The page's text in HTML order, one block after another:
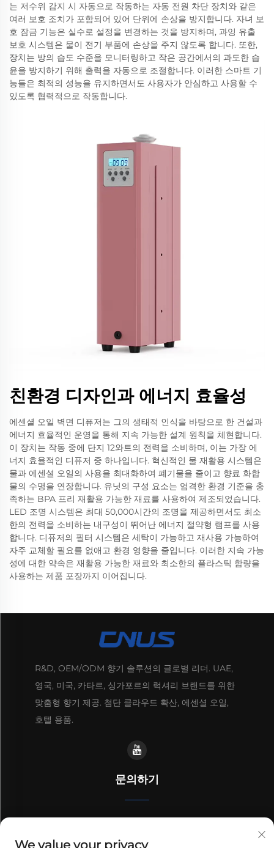
는 저수위 감지 시 자동으로 작동하는 자동 전원 차단 장치와 같은
여러 보호 조치가 포함되어 있어 단위에 손상을 방지합니다. 자녀 보
호 잠금 기능은 실수로 설정을 변경하는 것을 방지하며, 과잉 유출
보호 시스템은 물이 전기 부품에 손상을 주지 않도록 합니다. 또한,
장치는 방의 습도 수준을 모니터링하고 작은 공간에서의 과도한 습
윤을 방지하기 위해 출력을 자동으로 조절합니다. 이러한 스마트 기
능들은 최적의 성능을 유지하면서도 사용자가 안심하고 사용할 수
있도록 협력적으로 작동합니다.
친환경 디자인과 에너지 효율성
에센셜 오일 벽면 디퓨저는 그의 생태적 인식을 바탕으로 한 건설과
에너지 효율적인 운영을 통해 지속 가능한 설계 원칙을 체현합니다.
이 장치는 작동 중에 단지 12와트의 전력을 소비하며, 이는 가장 에
너지 효율적인 디퓨저 중 하나입니다. 혁신적인 물 재활용 시스템은
물과 에센셜 오일의 사용을 최대화하여 폐기물을 줄이고 향료 화합
물의 수명을 연장합니다. 유닛의 구성 요소는 엄격한 환경 기준을 충
족하는 BPA 프리 재활용 가능한 재료를 사용하여 제조되었습니다.
LED 조명 시스템은 최대 50,000시간의 조명을 제공하면서도 최소
한의 전력을 소비하는 내구성이 뛰어난 에너지 절약형 램프를 사용
합니다. 디퓨저의 필터 시스템은 세탁이 가능하고 재사용 가능하여
자주 교체할 필요를 없애고 환경 영향을 줄입니다. 이러한 지속 가능
성에 대한 약속은 재활용 가능한 재료와 최소한의 플라스틱 함량을
사용하는 제품 포장까지 이어집니다.
R&D, OEM/ODM 향기 솔루션의 글로벌 리더. UAE,
영국, 미국, 카타르, 싱가포르의 럭셔리 브랜드를 위한
맞춤형 향기 제공. 첨단 클라우드 확산, 에센셜 오일,
호텔 용품.
문의하기
We value your privacy